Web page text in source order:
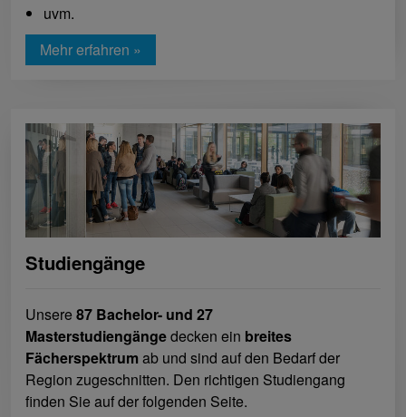
uvm.
Mehr erfahren »
Studiengänge
Unsere 87 Bachelor- und 27
Masterstudiengängedecken ein breites
Fächerspektrum ab und sind auf den Bedarf der
Region zugeschnitten. Den richtigen Studiengang
finden Sie auf der folgenden Seite.